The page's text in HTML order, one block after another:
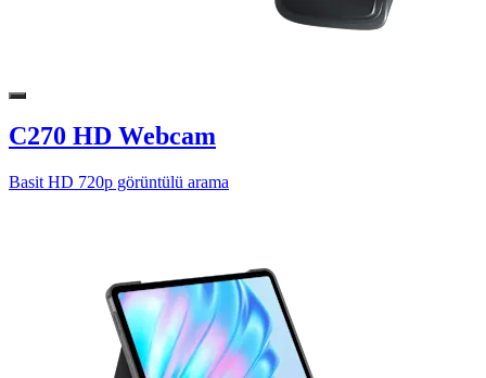
C270 HD Webcam
Basit HD 720p görüntülü arama